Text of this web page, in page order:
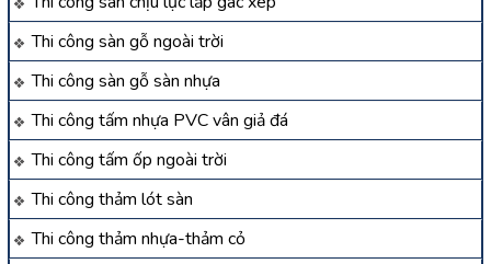
Thi công sàn gỗ ngoài trời
Thi công sàn gỗ sàn nhựa
Thi công tấm nhựa PVC vân giả đá
Thi công tấm ốp ngoài trời
Thi công thảm lót sàn
Thi công thảm nhựa-thảm cỏ